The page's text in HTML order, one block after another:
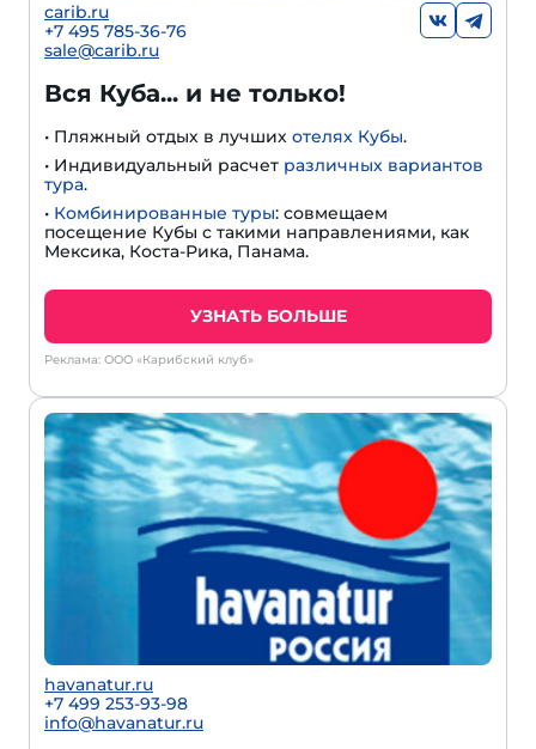
carib.ru
+7 495 785-36-76
sale@carib.ru
Вся Куба... и не только!
• Пляжный отдых в лучших отелях Кубы.
• Индивидуальный расчет различных вариантов
тура.
• Комбинированные туры: совмещаем
посещение Кубы с такими направлениями, как
Мексика, Коста-Рика, Панама.
УЗНАТЬ БОЛЬШЕ
Реклама: ООО «Карибский клуб»
havanatur.ru
+7 499 253-93-98
info@havanatur.ru